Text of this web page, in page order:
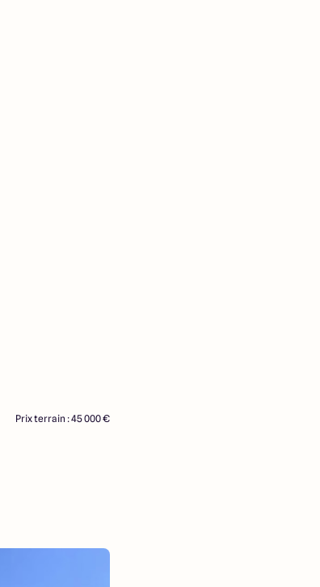
Prix terrain : 45 000 €